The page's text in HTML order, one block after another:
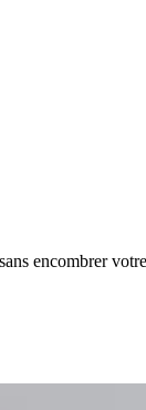
encombrer